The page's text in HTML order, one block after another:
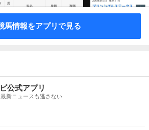
馬情報をアプリで見る
公式アプリ
新ニュースも逃さない